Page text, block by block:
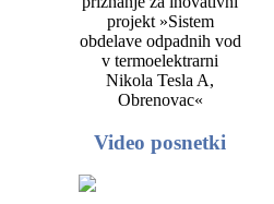
Video posnetki